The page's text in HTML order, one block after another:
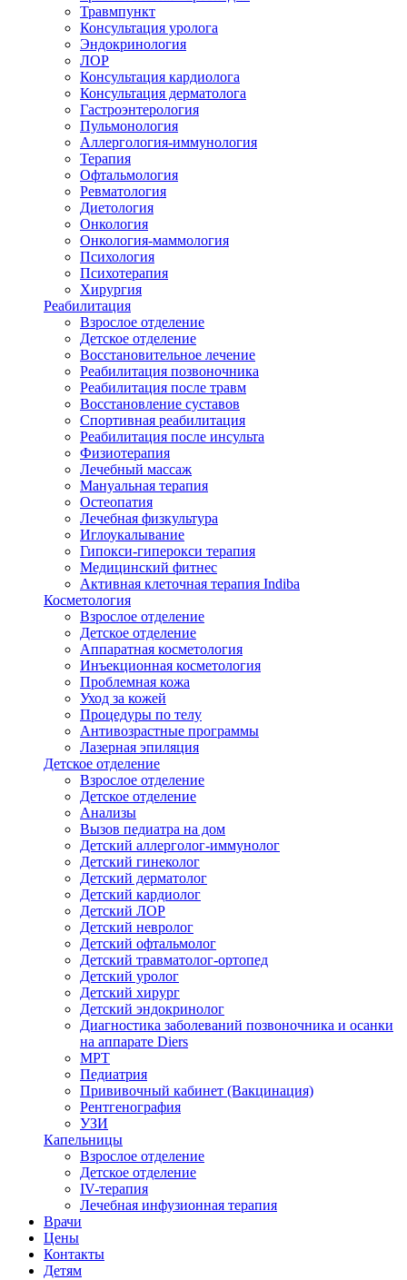
Травмпункт
Консультация уролога
Эндокринология
ЛОР
Консультация кардиолога
Консультация дерматолога
Гастроэнтерология
Пульмонология
Аллергология-иммунология
Терапия
Офтальмология
Ревматология
Диетология
Онкология
Онкология-маммология
Психология
Психотерапия
Хирургия
Реабилитация
Взрослое отделение
Детское отделение
Восстановительное лечение
Реабилитация позвоночника
Реабилитация после травм
Восстановление суставов
Спортивная реабилитация
Реабилитация после инсульта
Физиотерапия
Лечебный массаж
Мануальная терапия
Остеопатия
Лечебная физкультура
Иглоукалывание
Гипокси-гиперокси терапия
Медицинский фитнес
Активная клеточная терапия Indiba
Косметология
Взрослое отделение
Детское отделение
Аппаратная косметология
Инъекционная косметология
Проблемная кожа
Уход за кожей
Процедуры по телу
Антивозрастные программы
Лазерная эпиляция
Детское отделение
Взрослое отделение
Детское отделение
Анализы
Вызов педиатра на дом
Детский аллерголог-иммунолог
Детский гинеколог
Детский дерматолог
Детский кардиолог
Детский ЛОР
Детский невролог
Детский офтальмолог
Детский травматолог-ортопед
Детский уролог
Детский хирург
Детский эндокринолог
Диагностика заболеваний позвоночника и осанки
на аппарате Diers
МРТ
Педиатрия
Прививочный кабинет (Вакцинация)
Рентгенография
УЗИ
Капельницы
Взрослое отделение
Детское отделение
IV-терапия
Лечебная инфузионная терапия
Врачи
Цены
Контакты
Детям